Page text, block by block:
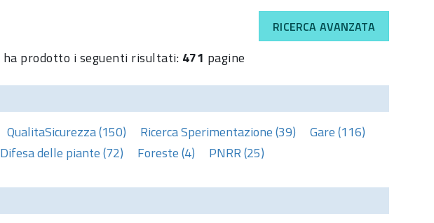
RICERCA AVANZATA
ha prodotto i seguenti risultati: 471 pagine
QualitaSicurezza (150) Ricerca Sperimentazione (39)
Gare (116)
Difesa delle piante (72) Foreste (4) PNRR (25)